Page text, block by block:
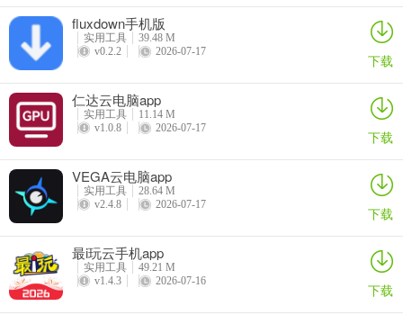
软件亮点
1、应用基于先进的人工智能技术，具备强大的语义理解能力，能够准
确理解用户的搜索意图，提供更相关、准确的搜索结果。
fluxdown手机版
实用工具
39.48 M
v0.2.2
2026-07-17 下载
仁达云电脑app
实用工具
11.14 M
v1.0.8
2026-07-17 下载
VEGA云电脑app
实用工具
28.64 M
v2.4.8
2026-07-17 下载
最i玩云手机app
实用工具
49.21 M
v1.4.3
2026-07-16 下载